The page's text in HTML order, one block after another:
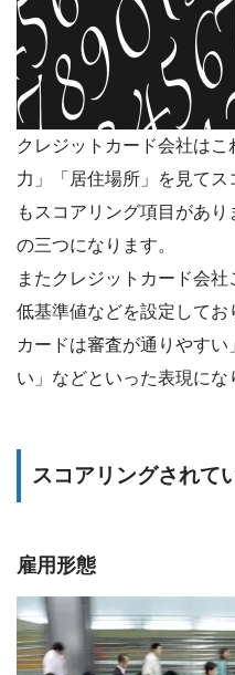
クレジットカード会社は
力」「居住場所」を見て
もスコアリング項目があ
の三つになります。
またクレジットカード会
低基準値などを設定して
カードは審査が通りやす
い」などといった表現にな
スコアリングされて
雇用形態